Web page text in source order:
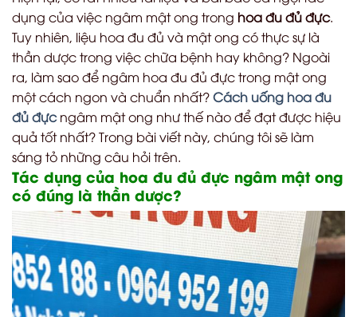
dụng của việc ngâm mật ong trong hoa đu đủ đực.
Tuy nhiên, liệu hoa đu đủ và mật ong có thực sự là
thần dược trong việc chữa bệnh hay không? Ngoài
ra, làm sao để ngâm hoa đu đủ đực trong mật ong
một cách ngon và chuẩn nhất?Cách uống hoa đu
đủ đựcngâm mật ong như thế nào để đạt được hiệu
quả tốt nhất? Trong bài viết này, chúng tôi sẽ làm
sáng tỏ những câu hỏi trên.
Tác dụng của hoa đu đủ đực ngâm mật ong
có đúng là thần dược?